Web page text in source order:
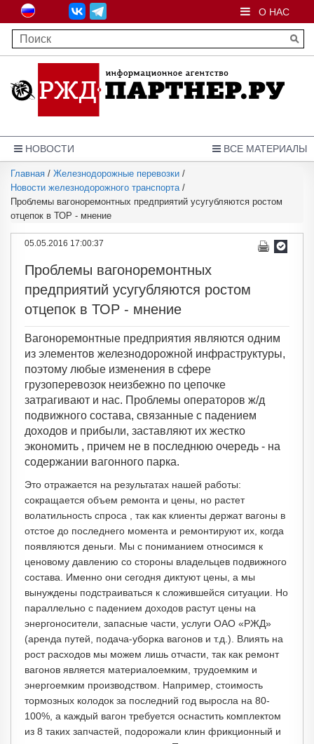
О НАС
ВСЕ МАТЕРИАЛЫ
НОВОСТИ
Главная / Железнодорожные перевозки /
Новости железнодорожного транспорта/
Проблемы вагоноремонтных предприятий усугубляются ростом
отцепок в ТОР - мнение
05.05.2016 17:00:37
Проблемы вагоноремонтных
предприятий усугубляются ростом
отцепок в ТОР - мнение
Вагоноремонтные предприятия являются одним
из элементов железнодорожной инфраструктуры,
поэтому любые изменения в сфере
грузоперевозок неизбежно по цепочке
затрагивают и нас. Проблемы операторов ж/д
подвижного состава, связанные с падением
доходов и прибыли, заставляют их жестко
экономить , причем не в последнюю очередь - на
содержании вагонного парка.
Это отражается на результатах нашей работы:
сокращается объем ремонта и цены, но растет
волатильность спроса , так как клиенты держат вагоны в
отстое до последнего момента и ремонтируют их, когда
появляются деньги. Мы с пониманием относимся к
ценовому давлению со стороны владельцев подвижного
состава. Именно они сегодня диктуют цены, а мы
вынуждены подстраиваться к сложившейся ситуации. Но
параллельно с падением доходов растут цены на
энергоносители, запасные части, услуги ОАО «РЖД»
(аренда путей, подача-уборка вагонов и т.д.). Влиять на
рост расходов мы можем лишь отчасти, так как ремонт
вагонов является материалоемким, трудоемким и
энергоемким производством. Например, стоимость
тормозных колодок за последний год выросла на 80-
100%, а каждый вагон требуется оснастить комплектом
из 8 таких запчастей, подорожали клин фрикционный и